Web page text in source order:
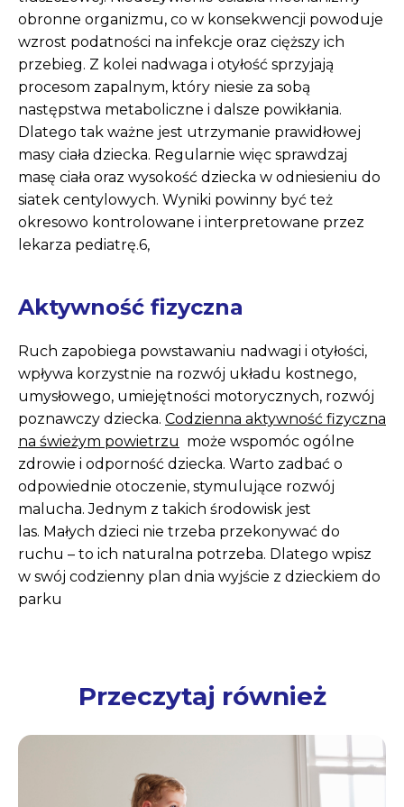
obronne organizmu, co w konsekwencji powoduje
wzrost podatności na infekcje oraz cięższy ich
przebieg. Z kolei nadwaga i otyłość sprzyjają
procesom zapalnym, który niesie za sobą
następstwa metaboliczne i dalsze powikłania.
Dlatego tak ważne jest utrzymanie prawidłowej
masy ciała dziecka. Regularnie więc sprawdzaj
masę ciała oraz wysokość dziecka w odniesieniu do
siatek centylowych. Wyniki powinny być też
okresowo kontrolowane i interpretowane przez
lekarza pediatrę.6,
Aktywność fizyczna
Ruch zapobiega powstawaniu nadwagi i otyłości,
wpływa korzystnie na rozwój układu kostnego,
umysłowego, umiejętności motorycznych, rozwój
poznawczy dziecka. Codzienna aktywność fizyczna
na świeżym powietrzu może wspomóc ogólne
zdrowie i odporność dziecka. Warto zadbać o
odpowiednie otoczenie, stymulujące rozwój
malucha. Jednym z takich środowisk jest
las. Małych dzieci nie trzeba przekonywać do
ruchu – to ich naturalna potrzeba. Dlatego wpisz
w swój codzienny plan dnia wyjście z dzieckiem do
parku
Przeczytaj również